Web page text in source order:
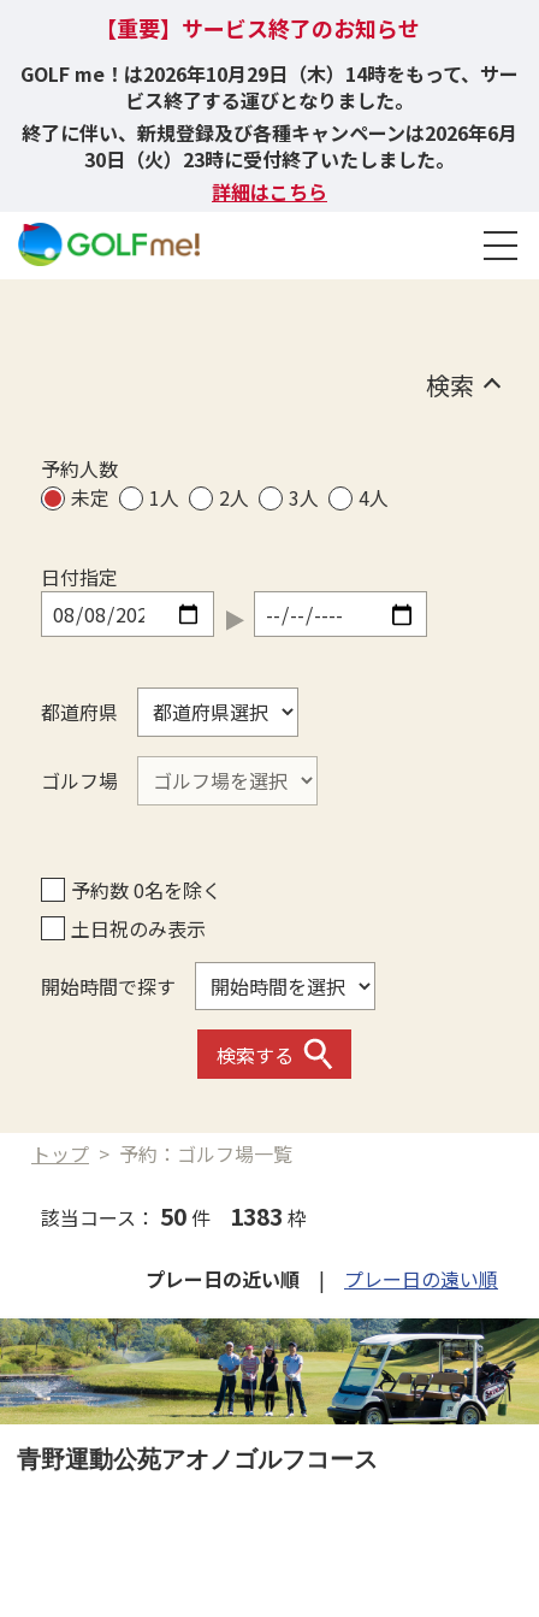
【重要】サービス終了のお知らせ
GOLF me！は2026年10月29日（木）14時をもって、サー
ビス終了する運びとなりました。
終了に伴い、新規登録及び各種キャンペーンは2026年6月
30日（火）23時に受付終了いたしました。
詳細はこちら
検索
予約人数
未定
1人 2人 3人 4人
日付指定
都道府県
ゴルフ場
予約数 0名を除く
土日祝のみ表示
開始時間で探す
トップ > 予約：ゴルフ場一覧
該当コース： 50件 1383 枠
プレー日の近い順 | プレー日の遠い順
青野運動公苑アオノゴルフコース